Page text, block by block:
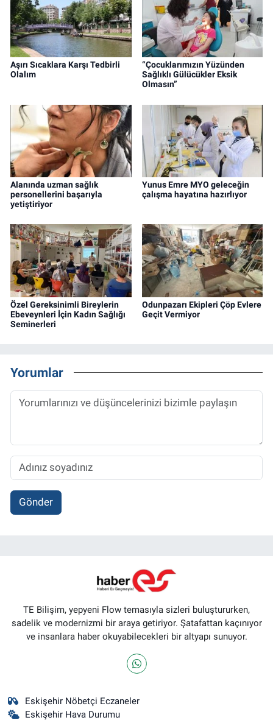
Aşırı Sıcaklara Karşı Tedbirli
Olalım
“Çocuklarımızın Yüzünden
Sağlıklı Gülücükler Eksik
Olmasın”
Alanında uzman sağlık
personellerini başarıyla
yetiştiriyor
Yunus Emre MYO geleceğin
çalışma hayatına hazırlıyor
Özel Gereksinimli Bireylerin
Ebeveynleri İçin Kadın Sağlığı
Seminerleri
Odunpazarı Ekipleri Çöp Evlere
Geçit Vermiyor
Yorumlar
Gönder
TE Bilişim, yepyeni Flow temasıyla sizleri buluştururken,
sadelik ve modernizmi bir araya getiriyor. Şatafattan kaçınıyor
ve insanlara haber okuyabilecekleri bir altyapı sunuyor.
Eskişehir Nöbetçi Eczaneler
Eskişehir Hava Durumu